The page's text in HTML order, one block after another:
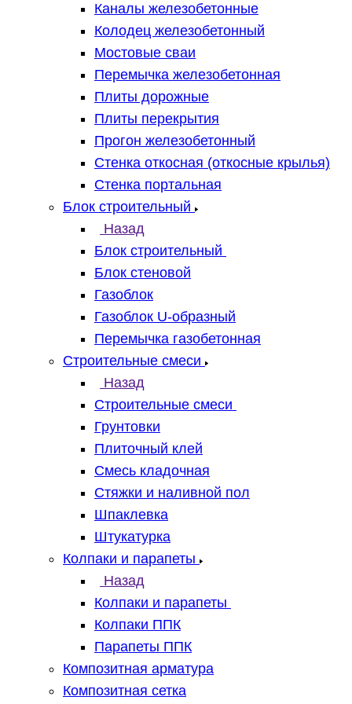
Каналы железобетонные
Колодец железобетонный
Мостовые сваи
Перемычка железобетонная
Плиты дорожные
Плиты перекрытия
Прогон железобетонный
Стенка откосная (откосные крылья)
Стенка портальная
Блок строительный
Назад
Блок строительный
Блок стеновой
Газоблок
Газоблок U-образный
Перемычка газобетонная
Строительные смеси
Назад
Строительные смеси
Грунтовки
Плиточный клей
Смесь кладочная
Стяжки и наливной пол
Шпаклевка
Штукатурка
Колпаки и парапеты
Назад
Колпаки и парапеты
Колпаки ППК
Парапеты ППК
Композитная арматура
Композитная сетка